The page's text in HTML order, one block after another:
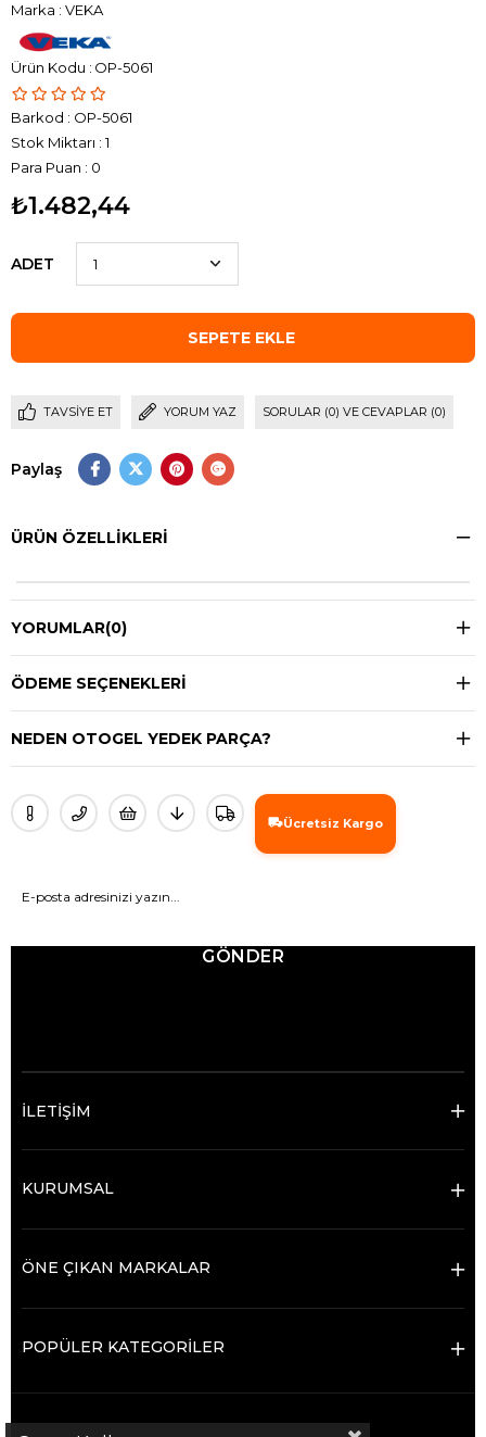
Marka : VEKA
OP-5061
Barkod : OP-5061
Stok Miktarı : 1
Para Puan : 0
₺1.482,44
ADET
TAVSIYE ET YORUM YAZ SORULAR (0) VE CEVAPLAR (0)
Paylaş
ÜRÜN ÖZELLIKLERI
YORUMLAR(0)
ÖDEME SEÇENEKLERI
NEDEN OTOGEL YEDEK PARÇA?
Ücretsiz Kargo
GÖNDER
İLETİŞİM
KURUMSAL
ÖNE ÇIKAN MARKALAR
POPÜLER KATEGORİLER